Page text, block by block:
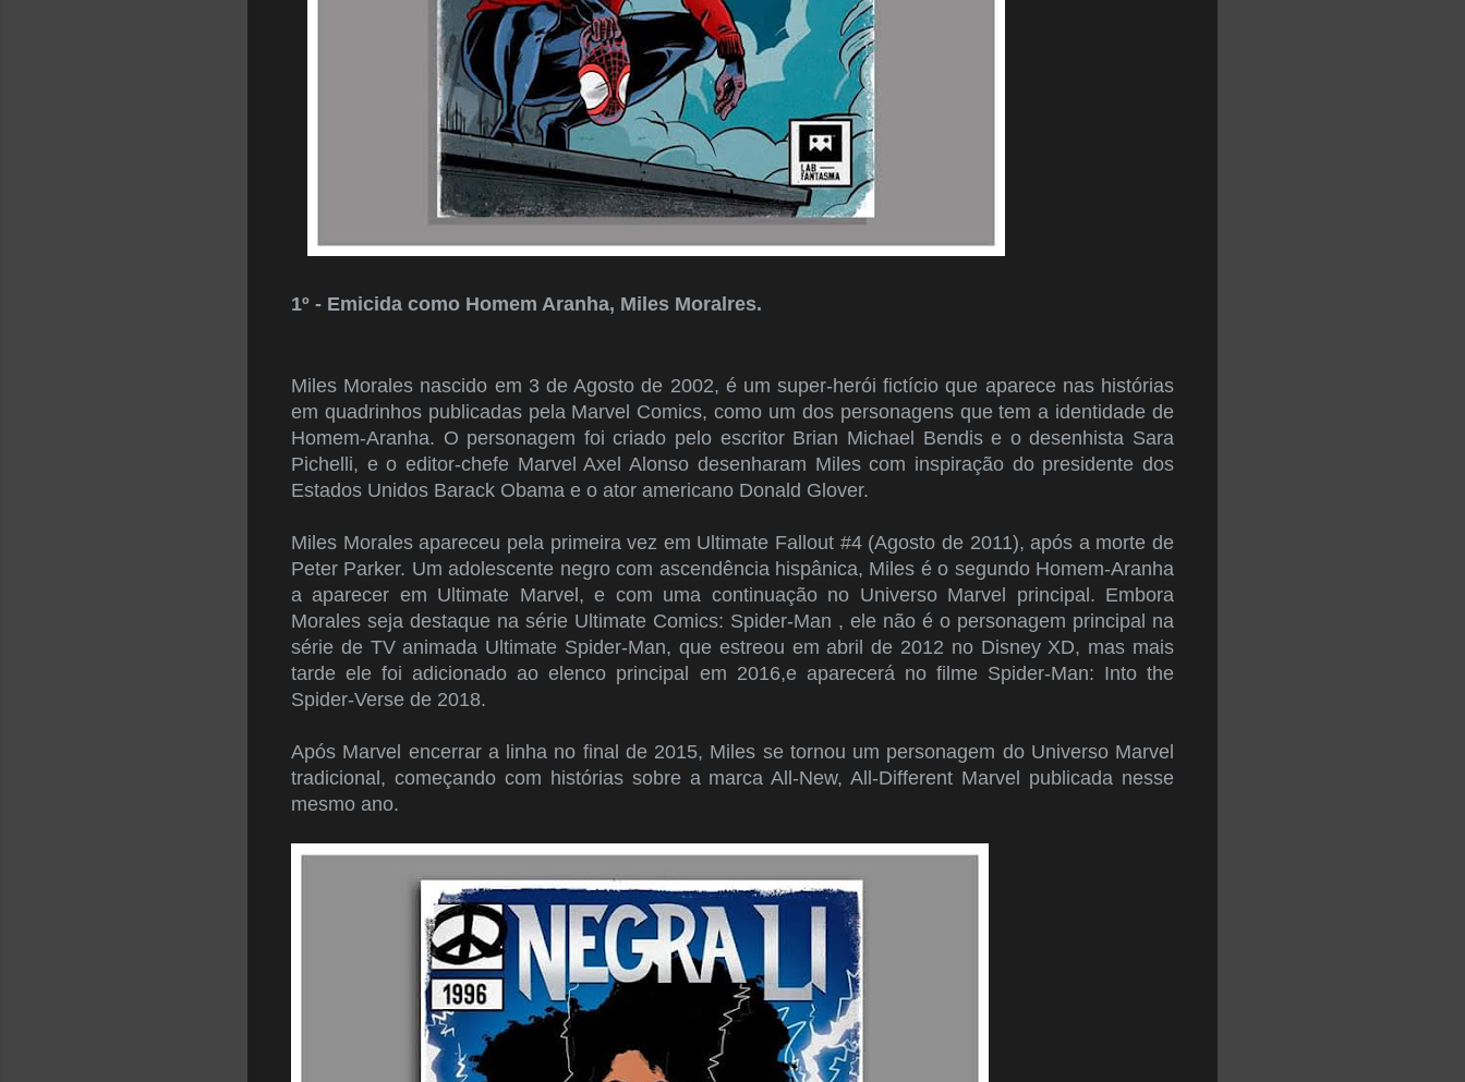
1º - Emicida como Homem Aranha, Miles Moralres.
Miles Morales nascido em 3 de Agosto de 2002, é um super-herói fictício que aparece nas histórias
em quadrinhos publicadas pela Marvel Comics, como um dos personagens que tem a identidade de
Homem-Aranha. O personagem foi criado pelo escritor Brian Michael Bendis e o desenhista Sara
Pichelli, e o editor-chefe Marvel Axel Alonso desenharam Miles com inspiração do presidente dos
Estados Unidos Barack Obama e o ator americano Donald Glover.
Miles Morales apareceu pela primeira vez em Ultimate Fallout #4 (Agosto de 2011), após a morte de
Peter Parker. Um adolescente negro com ascendência hispânica, Miles é o segundo Homem-Aranha
a aparecer em Ultimate Marvel, e com uma continuação no Universo Marvel principal. Embora
Morales seja destaque na série Ultimate Comics: Spider-Man , ele não é o personagem principal na
série de TV animada Ultimate Spider-Man, que estreou em abril de 2012 no Disney XD, mas mais
tarde ele foi adicionado ao elenco principal em 2016,e aparecerá no filme Spider-Man: Into the
Spider-Verse de 2018.
Após Marvel encerrar a linha no final de 2015, Miles se tornou um personagem do Universo Marvel
tradicional, começando com histórias sobre a marca All-New, All-Different Marvel publicada nesse
mesmo ano.